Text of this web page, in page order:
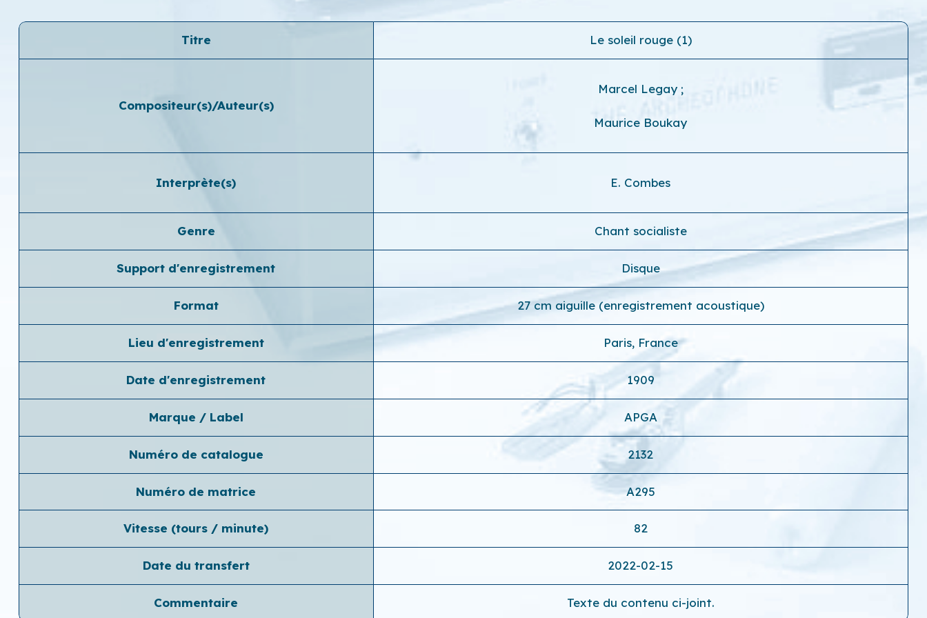
Titre Le soleil rouge (1)
Compositeur(s)/Auteur(s)
Marcel Legay ;
Maurice Boukay
Interprète(s) E. Combes
Genre Chant socialiste
Support d'enregistrement Disque
Format 27 cm aiguille (enregistrement acoustique)
Lieu d'enregistrement Paris, France
Date d'enregistrement 1909
Marque / Label APGA
Numéro de catalogue 2132
Numéro de matrice A295
Vitesse (tours / minute) 82
Date du transfert 2022-02-15
Commentaire Texte du contenu ci-joint.